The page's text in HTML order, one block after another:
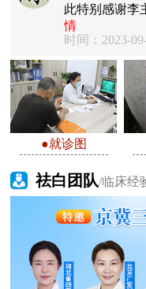
此特别感谢
情
时间：2023-
●就诊图
祛白团队/临床经